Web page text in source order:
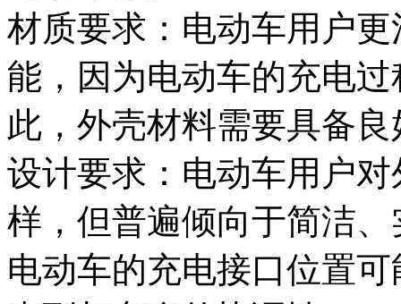
材质要求：电动车用户
能，因为电动车的充电
此，外壳材料需要具备
设计要求：电动车用户
样，但普遍倾向于简洁
电动车的充电接口位置